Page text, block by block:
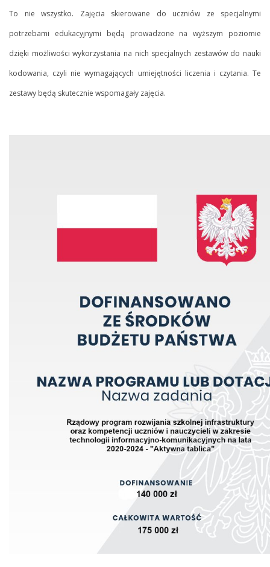
To nie wszystko. Zajęcia skierowane do uczniów ze specjalnymi
potrzebami edukacyjnymi będą prowadzone na wyższym poziomie
dzięki możliwości wykorzystania na nich specjalnych zestawów do nauki
kodowania, czyli nie wymagających umiejętności liczenia i czytania. Te
zestawy będą skutecznie wspomagały zajęcia.